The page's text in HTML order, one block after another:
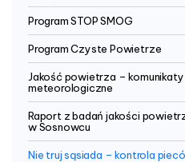
Program STOP SMOG
Program Czyste Powietrze
Jakość powietrza – komunikaty i ostrzeżenia
meteorologiczne
Raport z badań jakości powietrza EKO PATROL GIG
w Sosnowcu
Nie truj sąsiada – kontrola